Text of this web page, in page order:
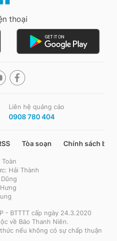
thoại
Liên hệ quảng cáo
0908 780 404
Tòa soạn Chính sách bảo
Hải Thành
- BTTTT cấp ngày 24.3.2020
về Báo Thanh Niên.
nếu không có sự chấp thuận